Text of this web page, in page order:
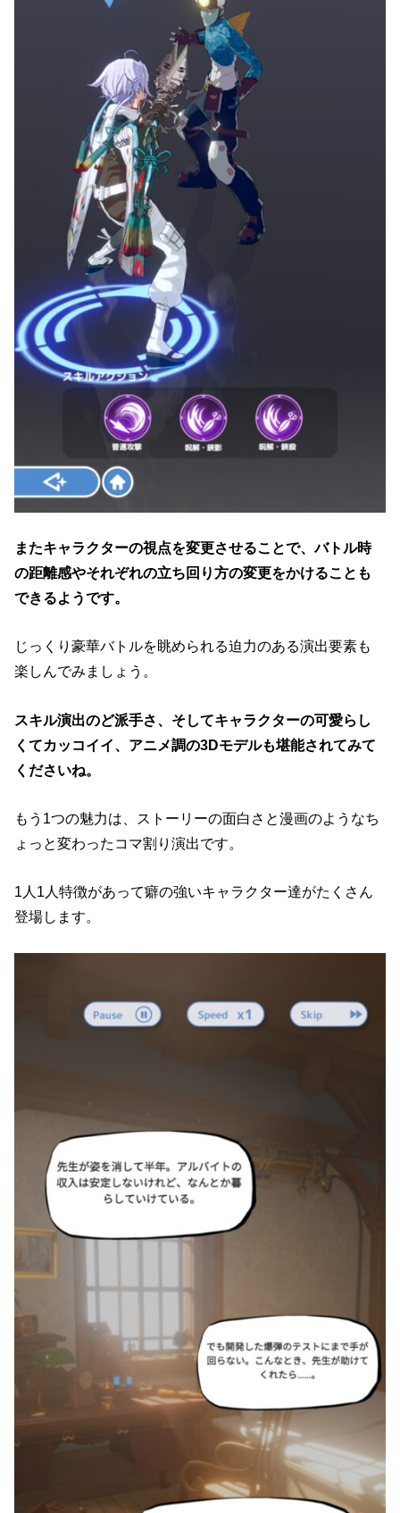
またキャラクターの視点を変更させることで、バトル時
の距離感やそれぞれの立ち回り方の変更をかけることも
できるようです。
じっくり豪華バトルを眺められる迫力のある演出要素も
楽しんでみましょう。
スキル演出のど派手さ、そしてキャラクターの可愛らし
くてカッコイイ、アニメ調の3Dモデルも堪能されてみて
くださいね。
もう1つの魅力は、ストーリーの面白さと漫画のようなち
ょっと変わったコマ割り演出です。
1人1人特徴があって癖の強いキャラクター達がたくさん
登場します。